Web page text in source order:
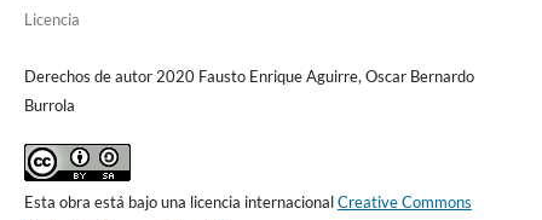
Licencia
Derechos de autor 2020 Fausto Enrique Aguirre, Oscar Bernardo
Burrola
Esta obra está bajo una licencia internacionalCreative Commons